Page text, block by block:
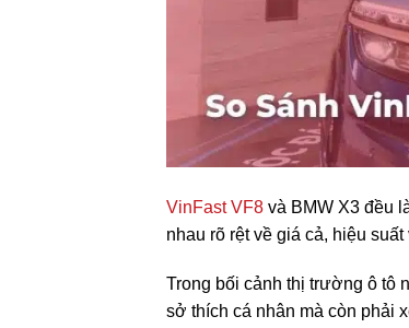
VinFast VF8 và BMW X3 đều
nhau rõ rệt về giá cả, hiệu suất
Trong bối cảnh thị trường ô tô
sở thích cá nhân mà còn phải